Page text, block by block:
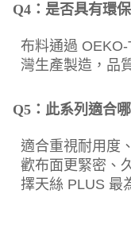
Q4：是否具有環
布料通過
灣生產製造，品
Q5：此系列適合
適合重視耐用度
歡布面更緊密、
擇天絲 PLUS 最